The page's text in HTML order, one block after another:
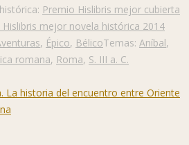
Premio Hislibris mejor cubierta
Hislibris mejor novela histórica 2014
, Épico, BélicoTemas: Aníbal,
romana, Roma, S. III a. C.